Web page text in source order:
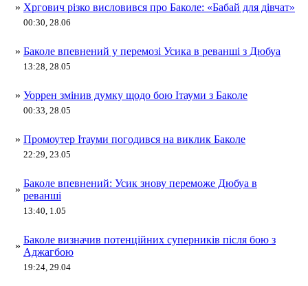
» Хргович різко висловився про Баколе: «Бабай для дівчат»
00:30, 28.06
» Баколе впевнений у перемозі Усика в реванші з Дюбуа
13:28, 28.05
» Уоррен змінив думку щодо бою Ітауми з Баколе
00:33, 28.05
» Промоутер Ітауми погодився на виклик Баколе
22:29, 23.05
»
Баколе впевнений: Усик знову переможе Дюбуа в
реванші
13:40, 1.05
»
Баколе визначив потенційних суперників після бою з
Аджагбою
19:24, 29.04